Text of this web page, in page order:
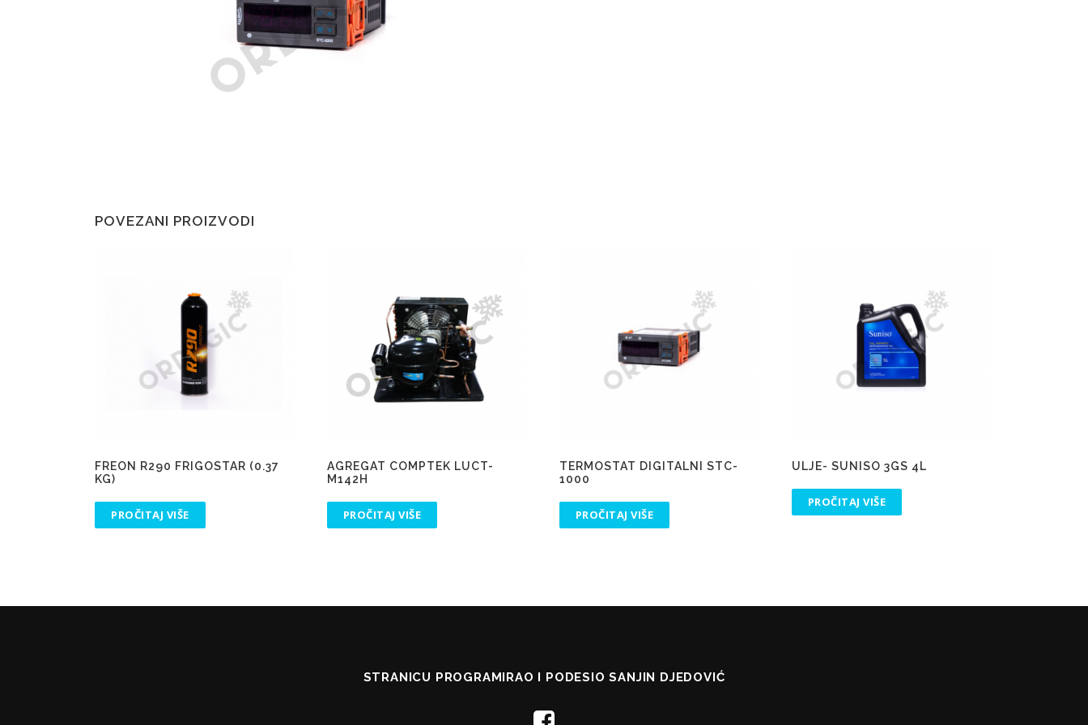
POVEZANI PROIZVODI
FREON R290 FRIGOSTAR (0.37
KG)
PROČITAJ VIŠE
AGREGAT COMPTEK LUCT-
M142H
PROČITAJ VIŠE
TERMOSTAT DIGITALNI STC-
1000
PROČITAJ VIŠE
ULJE- SUNISO 3GS 4L
PROČITAJ VIŠE
STRANICU PROGRAMIRAO I PODESIO SANJIN DJEDOVIĆ